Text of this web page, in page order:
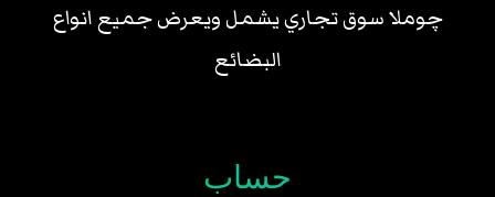
چوملا سوق تجاري يشمل ويعرض جميع انواع
البضائع
حساب